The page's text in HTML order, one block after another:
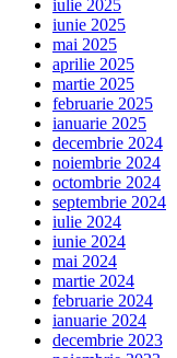
iulie 2025
iunie 2025
mai 2025
aprilie 2025
martie 2025
februarie 2025
ianuarie 2025
decembrie 2024
noiembrie 2024
octombrie 2024
septembrie 2024
iulie 2024
iunie 2024
mai 2024
martie 2024
februarie 2024
ianuarie 2024
decembrie 2023